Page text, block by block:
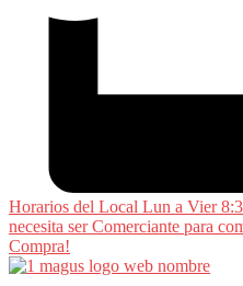
Horarios del Local Lun a Vier
necesita ser Comerciante para
Compra!